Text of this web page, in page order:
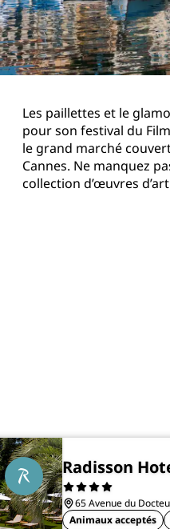
Les paillettes et le
pour son festival du
le grand marché
Cannes. Ne manquez
collection d’œuvres
Radisson
65 Avenue du
Animaux acceptés